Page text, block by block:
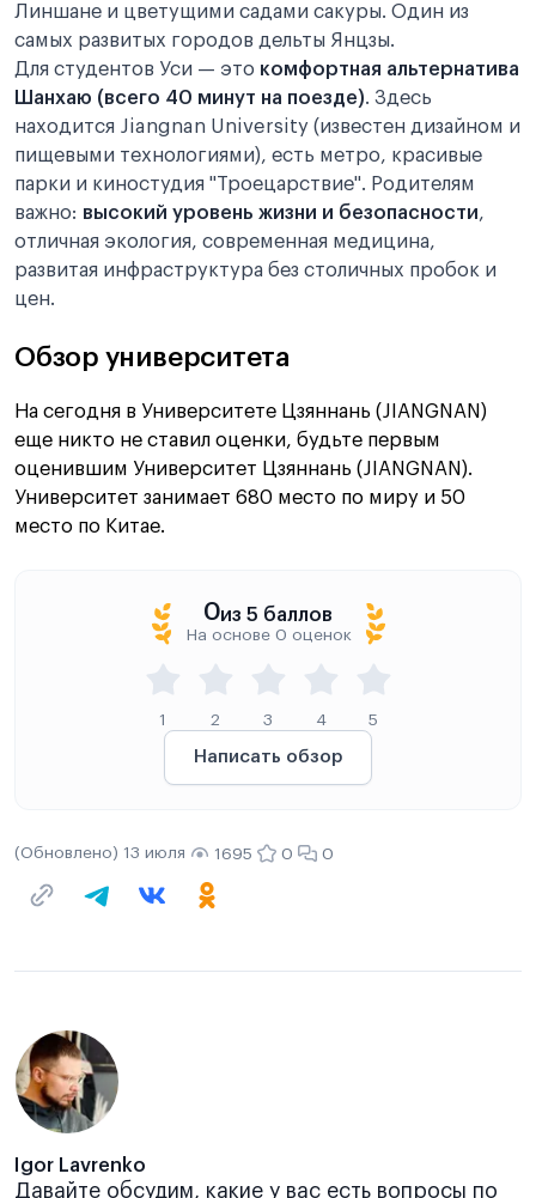
Линшане и цветущими садами сакуры. Один из
самых развитых городов дельты Янцзы.
Для студентов Уси — это комфортная альтернатива
Шанхаю (всего 40 минут на поезде). Здесь
находится Jiangnan University (известен дизайном и
пищевыми технологиями), есть метро, красивые
парки и киностудия "Троецарствие". Родителям
важно: высокий уровень жизни и безопасности,
отличная экология, современная медицина,
развитая инфраструктура без столичных пробок и
цен.
Обзор университета
На сегодня в Университете Цзяннань (JIANGNAN)
еще никто не ставил оценки, будьте первым
оценившим Университет Цзяннань (JIANGNAN).
Университет занимает 680 место по миру и 50
место по Китае.
1 2 3 4 5
0из 5 баллов
На основе 0 оценок
Написать обзор
(Обновлено) 13 июля 1695 0 0
Igor Lavrenko
Давайте обсудим, какие у вас есть вопросы по